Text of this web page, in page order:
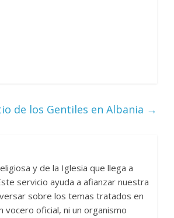
de los Gentiles en Albania →
y de la Iglesia que llega a
servicio ayuda a afianzar nuestra
sobre los temas tratados en
oficial, ni un organismo